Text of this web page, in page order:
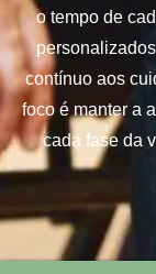
o tempo de
contínuo aos
foco é manter a
cada fase da